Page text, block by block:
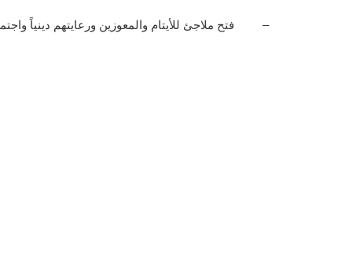
– فتح ملاجئ للأيتام والمعوزين ورعايتهم دينياً